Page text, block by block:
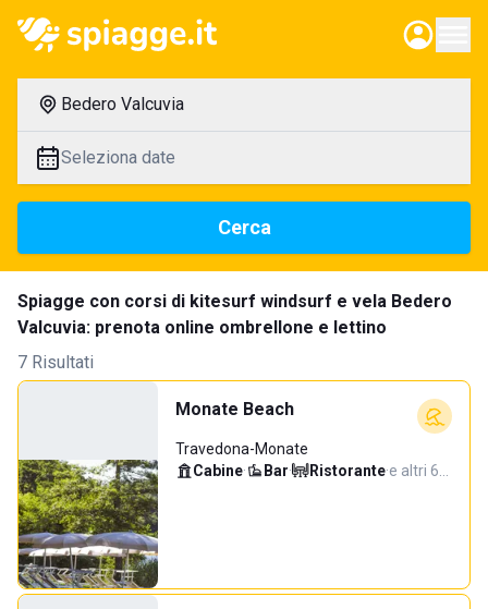
Bedero Valcuvia
Seleziona date
Cerca
Spiagge con corsi di kitesurf windsurf e vela Bedero
Valcuvia: prenota online ombrellone e lettino
7 Risultati
Monate Beach
Travedona-Monate
Cabine· Bar· Ristorante·e altri 6…